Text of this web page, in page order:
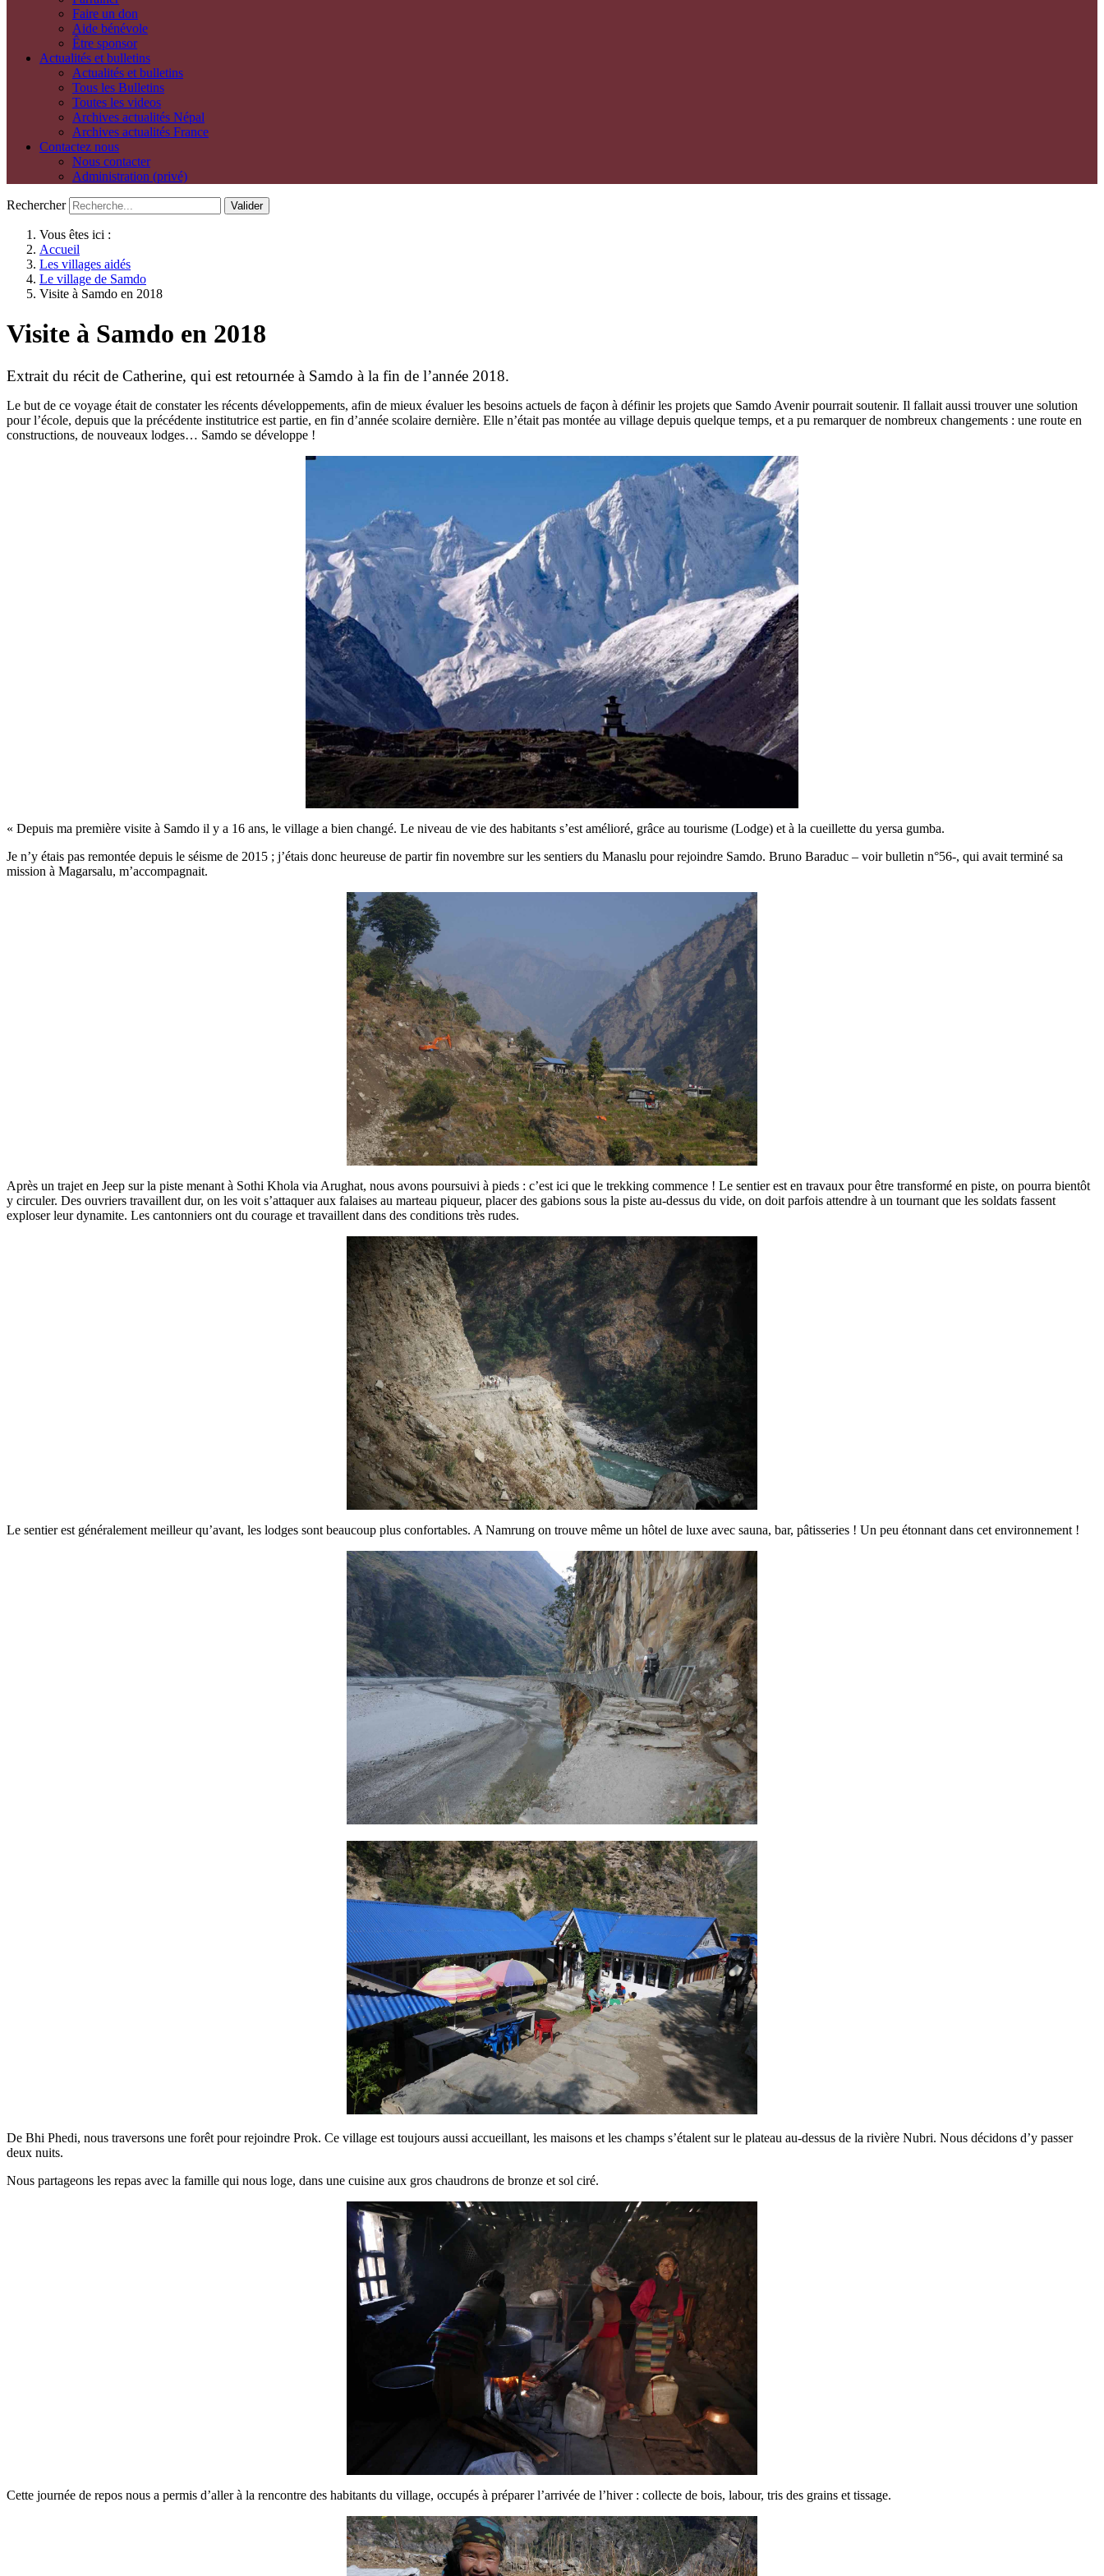
Faire un don
Aide bénévole
Être sponsor
Actualités et bulletins
Actualités et bulletins
Tous les Bulletins
Toutes les videos
Archives actualités Népal
Archives actualités France
Contactez nous
Nous contacter
Administration (privé)
Rechercher Valider
Vous êtes ici :
Accueil
Les villages aidés
Le village de Samdo
Visite à Samdo en 2018
Visite à Samdo en 2018
Extrait du récit de Catherine, qui est retournée à Samdo à la fin de l’année 2018.
Le but de ce voyage était de constater les récents développements, afin de mieux évaluer les besoins actuels de façon à définir les projets que Samdo Avenir pourrait soutenir. Il fallait aussi trouver une solution
pour l’école, depuis que la précédente institutrice est partie, en fin d’année scolaire dernière. Elle n’était pas montée au village depuis quelque temps, et a pu remarquer de nombreux changements : une route en
constructions, de nouveaux lodges… Samdo se développe !
« Depuis ma première visite à Samdo il y a 16 ans, le village a bien changé. Le niveau de vie des habitants s’est amélioré, grâce au tourisme (Lodge) et à la cueillette du yersa gumba.
Je n’y étais pas remontée depuis le séisme de 2015 ; j’étais donc heureuse de partir fin novembre sur les sentiers du Manaslu pour rejoindre Samdo. Bruno Baraduc – voir bulletin n°56-, qui avait terminé sa
mission à Magarsalu, m’accompagnait.
Après un trajet en Jeep sur la piste menant à Sothi Khola via Arughat, nous avons poursuivi à pieds : c’est ici que le trekking commence ! Le sentier est en travaux pour être transformé en piste, on pourra bientôt
y circuler. Des ouvriers travaillent dur, on les voit s’attaquer aux falaises au marteau piqueur, placer des gabions sous la piste au-dessus du vide, on doit parfois attendre à un tournant que les soldats fassent
exploser leur dynamite. Les cantonniers ont du courage et travaillent dans des conditions très rudes.
Le sentier est généralement meilleur qu’avant, les lodges sont beaucoup plus confortables. A Namrung on trouve même un hôtel de luxe avec sauna, bar, pâtisseries ! Un peu étonnant dans cet environnement !
De Bhi Phedi, nous traversons une forêt pour rejoindre Prok. Ce village est toujours aussi accueillant, les maisons et les champs s’étalent sur le plateau au-dessus de la rivière Nubri. Nous décidons d’y passer
deux nuits.
Nous partageons les repas avec la famille qui nous loge, dans une cuisine aux gros chaudrons de bronze et sol ciré.
Cette journée de repos nous a permis d’aller à la rencontre des habitants du village, occupés à préparer l’arrivée de l’hiver : collecte de bois, labour, tris des grains et tissage.